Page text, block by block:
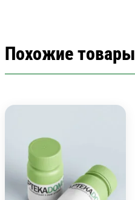
Похожие товары